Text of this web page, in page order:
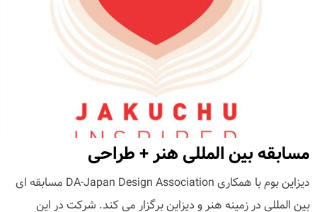
مسابقه بین المللی هنر + طراحی
دیزاین بوم با همکاری DA-Japan Design Association مسابقه ای
بین المللی در زمینه هنر و دیزاین برگزار می کند. شرکت در این